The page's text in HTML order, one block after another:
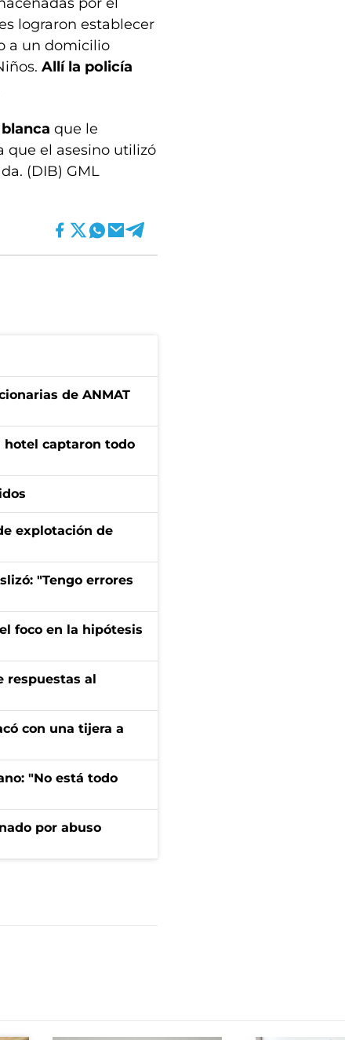
lograron establecer
a un domicilio
Allí la policía
que le
que el asesino utilizó
(DIB) GML
de ANMAT
hotel captaron todo
explotación de
"Tengo errores
foco en la hipótesis
respuestas al
con una tijera a
"No está todo
por abuso